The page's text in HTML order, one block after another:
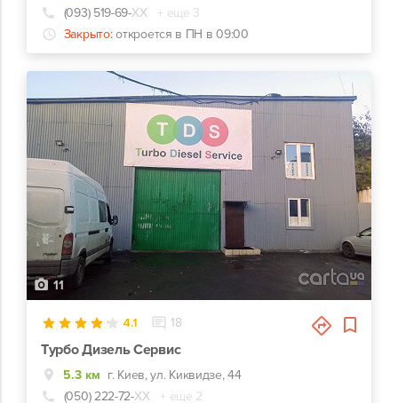
(093) 519-69-ХХ
+ еще 3
Закрыто: откроется в ПН в 09:00
11
4.1 18
Турбо Дизель Сервис
5.3 км г. Киев, ул. Киквидзе, 44
(050) 222-72-ХХ
+ еще 2